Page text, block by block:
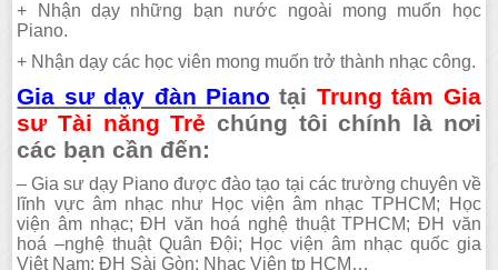
+ Nhận dạy những bạn nước ngoài mong muốn học
Piano.
+ Nhận dạy các học viên mong muốn trở thành nhạc công.
Gia sư dạy đàn Piano tại Trung tâm Gia
sư Tài năng Trẻ chúng tôi chính là nơi
các bạn cần đến:
– Gia sư dạy Piano được đào tạo tại các trường chuyên về
lĩnh vực âm nhạc như Học viện âm nhạc TPHCM; Học
viện âm nhạc; ĐH văn hoá nghệ thuật TPHCM; ĐH văn
hoá –nghệ thuật Quân Đội; Học viện âm nhạc quốc gia
Việt Nam; ĐH Sài Gòn; Nhạc Viện tp HCM…